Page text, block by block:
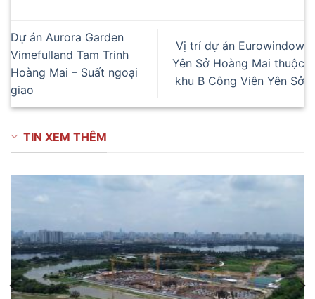
Dự án Aurora Garden
Vimefulland Tam Trinh
Hoàng Mai – Suất ngoại
giao
Vị trí dự án Eurowindow
Yên Sở Hoàng Mai thuộc
khu B Công Viên Yên Sở
TIN XEM THÊM